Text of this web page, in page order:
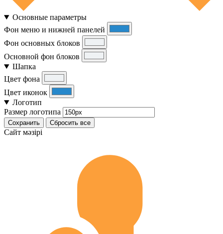
Основные параметры
Фон меню и нижней панелей
Фон основных блоков
Основной фон блоков
Шапка
Цвет фона
Цвет иконок
Логотип
Размер логотипа
Сохранить Сбросить все
Cайт мәзірі